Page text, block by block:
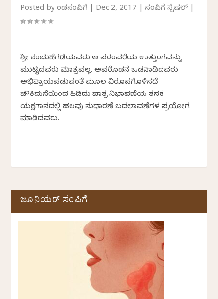
Posted byಕೆಂಡಸಂಪಿಗೆ Dec 2, 2017 |ಸಂಪಿಗೆ ಸ್ಪೆಷಲ್|
ಶ್ರೀ ಶಂಭುಹೆಗಡೆಯವರು ಆ ಪರಂಪರೆಯ ಉತ್ತುಂಗವನ್ನು
ಮುಟ್ಟಿದವರು ಮಾತ್ರವಲ್ಲ. ಅವರೊಡನೆ ಒಡನಾಡಿದವರು
ಅಭಿಪ್ರಾಯಪಡುವಂತೆ ಮೂಲ ವಿರೂಪಗೊಳಿಸದೆ
ಚೌಕಿಮನೆಯಿಂದ ಹಿಡಿದು ಪಾತ್ರ ನಿಭಾವಣೆಯ ತನಕ
ಯಕ್ಷಗಾನದಲ್ಲಿ ಹಲವು ಸುಧಾರಣೆ ಬದಲಾವಣೆಗಳ ಪ್ರಯೋಗ
ಮಾಡಿದವರು.
ಜೂನಿಯರ್ ಸಂಪಿಗೆ